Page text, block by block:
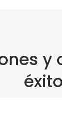
y
éxito